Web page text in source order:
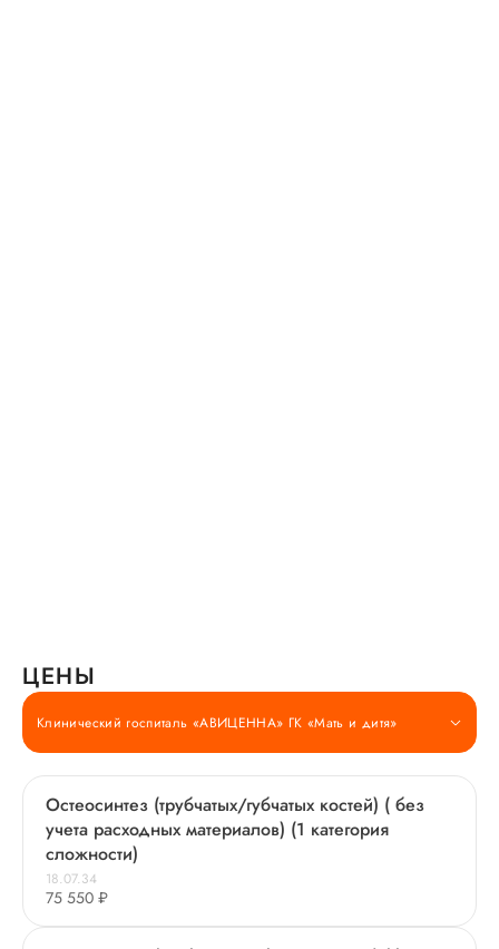
ЦЕНЫ
Клинический госпиталь «АВИЦЕННА» ГК «Мать и дитя»
Остеосинтез (трубчатых/губчатых костей) ( без
учета расходных материалов) (1 категория
сложности)
18.07.34
75 550 ₽